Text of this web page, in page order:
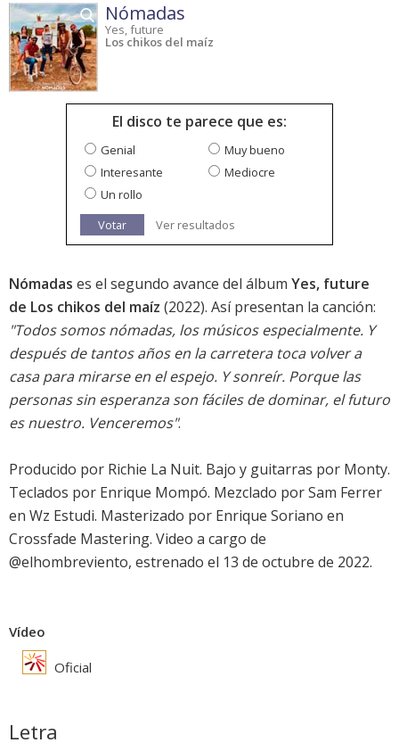
Nómadas
Yes, future
Los chikos del maíz
El disco te parece que es:
Genial
Muy bueno
Interesante
Mediocre
Un rollo
Votar
Ver resultados
Nómadas es el segundo avance del álbum Yes, future
de Los chikos del maíz (2022). Así presentan la canción:
"Todos somos nómadas, los músicos especialmente. Y
después de tantos años en la carretera toca volver a
casa para mirarse en el espejo. Y sonreír. Porque las
personas sin esperanza son fáciles de dominar, el futuro
es nuestro. Venceremos".
Producido por Richie La Nuit. Bajo y guitarras por Monty.
Teclados por Enrique Mompó. Mezclado por Sam Ferrer
en Wz Estudi. Masterizado por Enrique Soriano en
Crossfade Mastering. Video a cargo de
@elhombreviento, estrenado el 13 de octubre de 2022.
Vídeo
Oficial
Letra